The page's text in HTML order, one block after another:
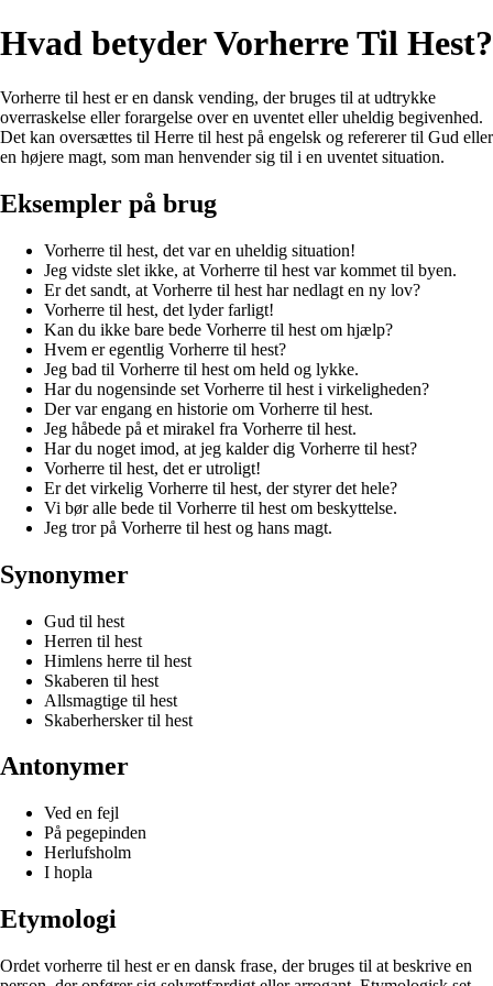
Hvad betyder Vorherre Til Hest?
Vorherre til hest er en dansk vending, der bruges til at udtrykke
overraskelse eller forargelse over en uventet eller uheldig begivenhed.
Det kan oversættes til Herre til hest på engelsk og refererer til Gud eller
en højere magt, som man henvender sig til i en uventet situation.
Eksempler på brug
Vorherre til hest, det var en uheldig situation!
Jeg vidste slet ikke, at Vorherre til hest var kommet til byen.
Er det sandt, at Vorherre til hest har nedlagt en ny lov?
Vorherre til hest, det lyder farligt!
Kan du ikke bare bede Vorherre til hest om hjælp?
Hvem er egentlig Vorherre til hest?
Jeg bad til Vorherre til hest om held og lykke.
Har du nogensinde set Vorherre til hest i virkeligheden?
Der var engang en historie om Vorherre til hest.
Jeg håbede på et mirakel fra Vorherre til hest.
Har du noget imod, at jeg kalder dig Vorherre til hest?
Vorherre til hest, det er utroligt!
Er det virkelig Vorherre til hest, der styrer det hele?
Vi bør alle bede til Vorherre til hest om beskyttelse.
Jeg tror på Vorherre til hest og hans magt.
Synonymer
Gud til hest
Herren til hest
Himlens herre til hest
Skaberen til hest
Allsmagtige til hest
Skaberhersker til hest
Antonymer
Ved en fejl
På pegepinden
Herlufsholm
I hopla
Etymologi
Ordet vorherre til hest er en dansk frase, der bruges til at beskrive en